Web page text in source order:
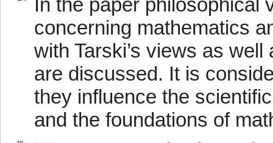
In the paper philosophical
concerning mathematics
with Tarski’s views as
are discussed. It is
they influence the
and the foundations of